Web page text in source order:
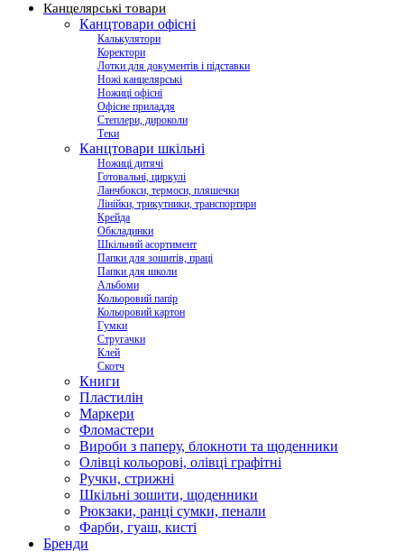
Канцелярські товари
Канцтовари офісні
Калькулятори
Коректори
Лотки для документів і підставки
Ножі канцелярські
Ножиці офісні
Офісне приладдя
Степлери, дироколи
Теки
Канцтовари шкільні
Ножиці дитячі
Готовальні, циркулі
Ланчбокси, термоси, пляшечки
Лінійки, трикутники, транспортири
Крейда
Обкладинки
Шкільний асортимент
Папки для зошитів, праці
Папки для школи
Альбоми
Кольоровий папір
Кольоровий картон
Гумки
Стругачки
Клей
Скотч
Книги
Пластилін
Маркери
Фломастери
Вироби з паперу, блокноти та щоденники
Олівці кольорові, олівці графітні
Ручки, стрижні
Шкільні зошити, щоденники
Рюкзаки, ранці сумки, пенали
Фарби, гуаш, кисті
Бренди